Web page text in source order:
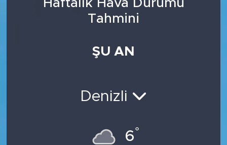
Haftalık Hava Durumu
Tahmini
ŞU AN
Denizli
6°